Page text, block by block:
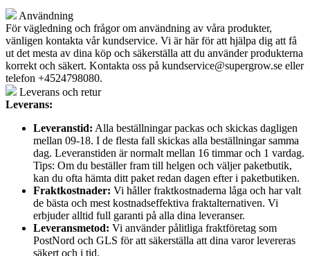
Användning
För vägledning och frågor om användning av våra produkter,
vänligen kontakta vår kundservice. Vi är här för att hjälpa dig att få
ut det mesta av dina köp och säkerställa att du använder produkterna
korrekt och säkert. Kontakta oss på kundservice@supergrow.se eller
telefon +4524798080.
Leverans och retur
Leverans:
Leveranstid: Alla beställningar packas och skickas dagligen
mellan 09-18. I de flesta fall skickas alla beställningar samma
dag. Leveranstiden är normalt mellan 16 timmar och 1 vardag.
Tips: Om du beställer fram till helgen och väljer paketbutik,
kan du ofta hämta ditt paket redan dagen efter i paketbutiken.
Fraktkostnader: Vi håller fraktkostnaderna låga och har valt
de bästa och mest kostnadseffektiva fraktalternativen. Vi
erbjuder alltid full garanti på alla dina leveranser.
Leveransmetod: Vi använder pålitliga fraktföretag som
PostNord och GLS för att säkerställa att dina varor levereras
säkert och i tid.